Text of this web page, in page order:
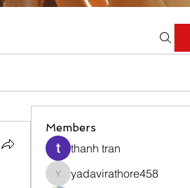
Members
thanh tran
yadavirathore458
yadavirathore458